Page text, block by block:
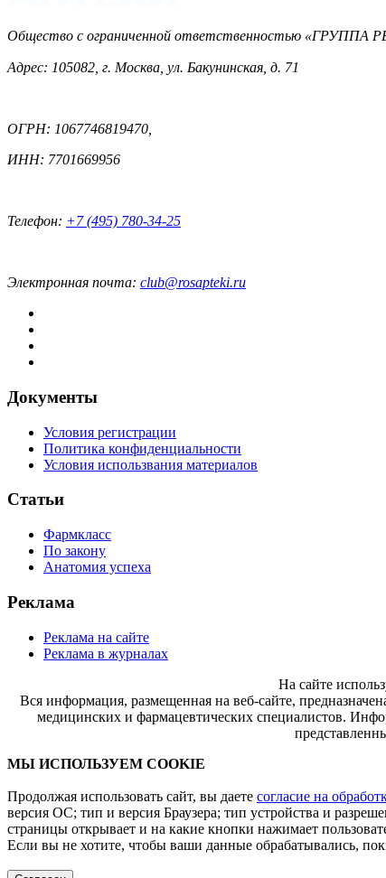
Общество с ограниченной ответственностью
Адрес: 105082, г. Москва, ул. Бакунинская, д. 71
ОГРН: 1067746819470,
ИНН: 7701669956
Телефон: +7 (495) 780-34-25
Электронная почта: club@rosapteki.ru
Документы
Условия регистрации
Политика конфиденциальности
Условия использвания материалов
Статьи
Фармкласс
По закону
Анатомия успеха
Реклама
Реклама на сайте
Реклама в журналах
На сайте
Вся информация, размещенная на веб-сайте,
медицинских и фармацевтических специалистов.
МЫ ИСПОЛЬЗУЕМ COOKIE
Продолжая использовать сайт, вы даете согласие на
версия ОС; тип и версия Браузера; тип устройства и
страницы открывает и на какие кнопки нажимает
Если вы не хотите, чтобы ваши данные обрабатывались,